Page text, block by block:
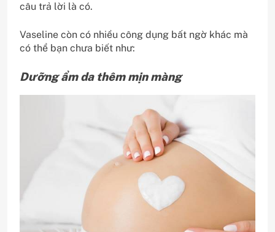
câu trả lời là có.
Vaseline còn có nhiều công dụng bất ngờ khác mà
có thể bạn chưa biết như:
Dưỡng ẩm da thêm mịn màng